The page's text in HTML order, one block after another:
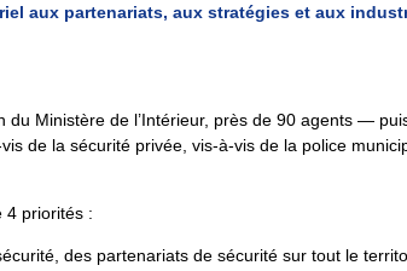
aux partenariats, aux stratégies et aux
du Ministère de l’Intérieur, près de 90 agents —
de la sécurité privée, vis-à-vis de la police
4 priorités :
des partenariats de sécurité sur tout le